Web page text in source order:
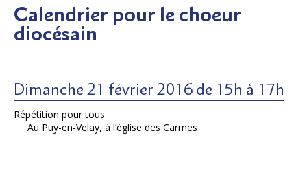
Calendrier pour le choeur
diocésain
Dimanche 21 février 2016 de 15h à 17h
Répétition pour tous
Au Puy-en-Velay, à l’église des Carmes